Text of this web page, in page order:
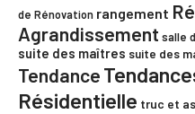
de Rénovation rangement
Agrandissement salle
suite des maîtres suite des
Tendance
Résidentielle truc et